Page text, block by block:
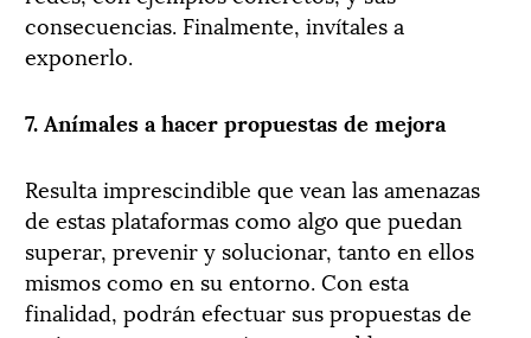
consecuencias. Finalmente, invítales a
exponerlo.
7. Anímales a hacer propuestas de mejora
Resulta imprescindible que vean las amenazas
de estas plataformas como algo que puedan
superar, prevenir y solucionar, tanto en ellos
mismos como en su entorno. Con esta
finalidad, podrán efectuar sus propuestas de